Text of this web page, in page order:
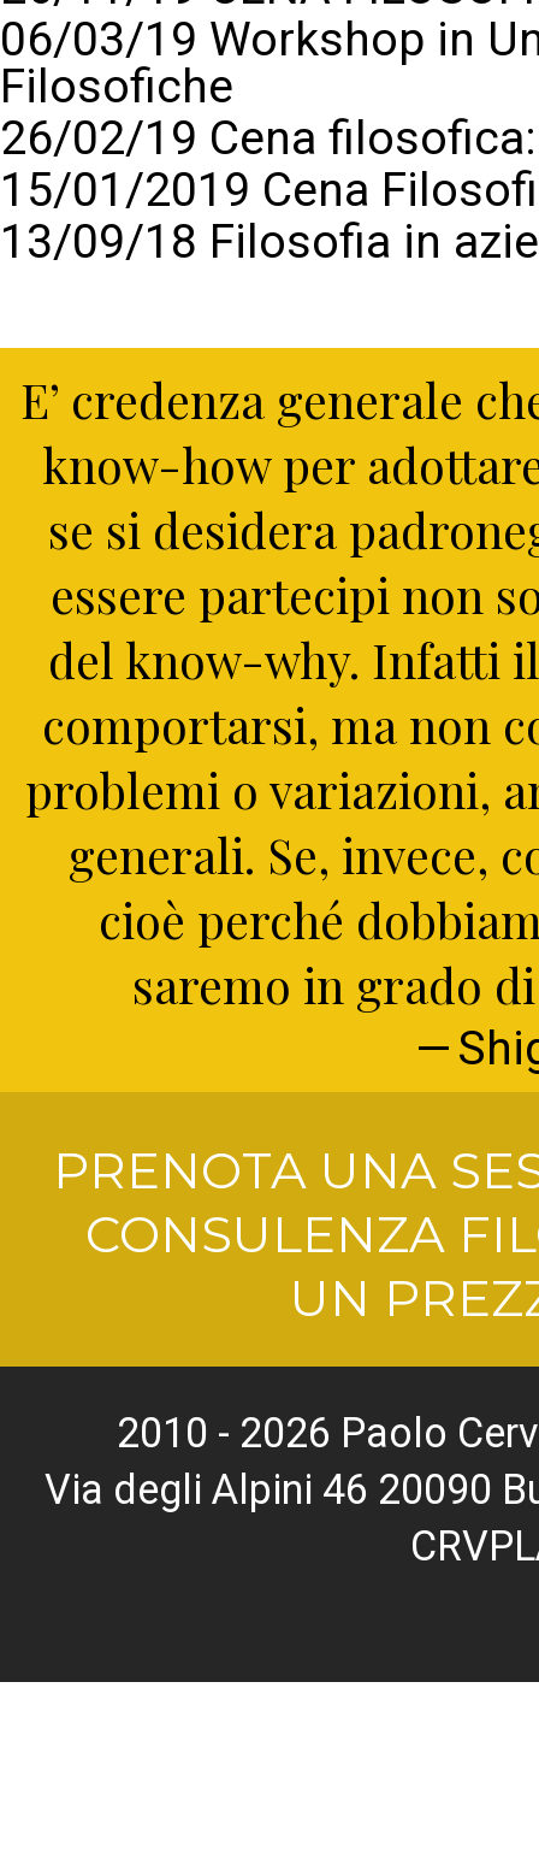
06/03/19 Workshop in
Filosofiche
26/02/19 Cena filosofica:
15/01/2019 Cena
13/09/18 Filosofia in
E’ credenza generale
know-how per
se si desidera
essere partecipi non
del know-why. Infatti
comportarsi, ma non
problemi o variazioni,
generali. Se, invece,
cioè perché
saremo in grado
PRENOTA UNA
CONSULENZA
UN
2010 - 2026 Paolo
Via degli Alpini 46 20090